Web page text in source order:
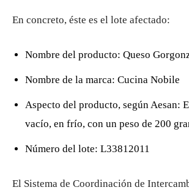
En concreto, éste es el lote afectado:
Nombre del producto: Queso
Nombre de la marca: Cucina Nobile
Aspecto del producto, según Aesan:
vacío, en frío, con un peso de 200
Número del lote: L33812011
El Sistema de Coordinación de